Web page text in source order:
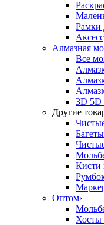
Рамки
Алмазная
Все
3D 5D
Другие
Багеты
Кисти
Оптом›
Хосты